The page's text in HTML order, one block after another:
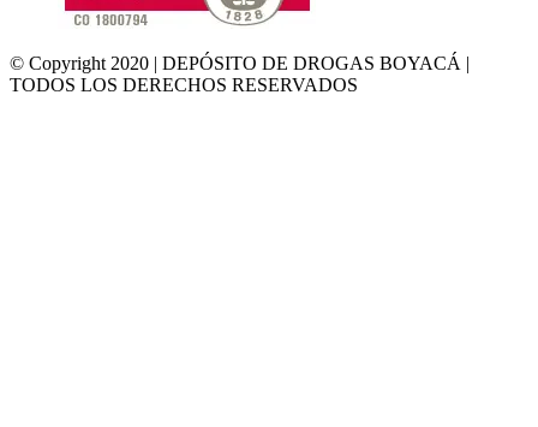
© Copyright 2020 | DEPÓSITO DE DROGAS BOYACÁ |
TODOS LOS DERECHOS RESERVADOS